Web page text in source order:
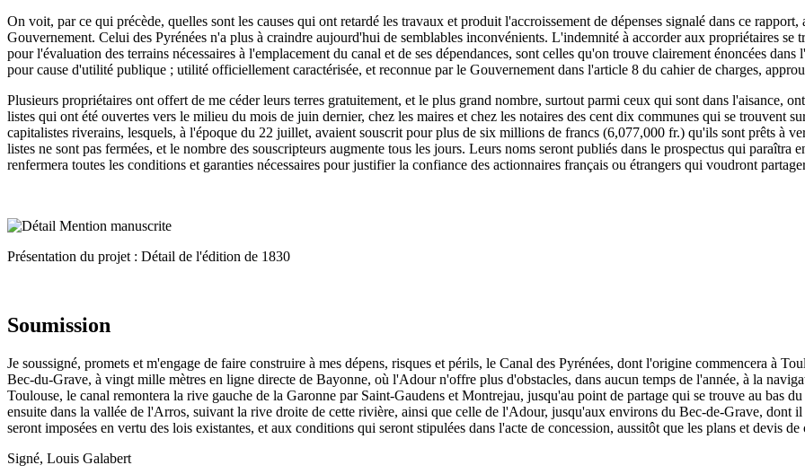
On voit, par ce qui précède, quelles sont les causes qui ont retardé les travaux et produit l'accroissement de dépenses signalé dans ce
Gouvernement. Celui des Pyrénées n'a plus à craindre aujourd'hui de semblables inconvénients. L'indemnité à accorder aux propriétaires se
pour l'évaluation des terrains nécessaires à l'emplacement du canal et de ses dépendances, sont celles qu'on trouve clairement énoncées
pour cause d'utilité publique ; utilité officiellement caractérisée, et reconnue par le Gouvernement dans l'article 8 du cahier de charges,
Plusieurs propriétaires ont offert de me céder leurs terres gratuitement, et le plus grand nombre, surtout parmi ceux qui sont dans l'aisance,
listes qui ont été ouvertes vers le milieu du mois de juin dernier, chez les maires et chez les notaires des cent dix communes qui se trouvent
capitalistes riverains, lesquels, à l'époque du 22 juillet, avaient souscrit pour plus de six millions de francs (6,077,000 fr.) qu'ils sont prêts à
listes ne sont pas fermées, et le nombre des souscripteurs augmente tous les jours. Leurs noms seront publiés dans le prospectus qui
renfermera toutes les conditions et garanties nécessaires pour justifier la confiance des actionnaires français ou étrangers qui voudront
Présentation du projet : Détail de l'édition de 1830
Soumission
Je soussigné, promets et m'engage de faire construire à mes dépens, risques et périls, le Canal des Pyrénées, dont l'origine commencera à
Bec-du-Grave, à vingt mille mètres en ligne directe de Bayonne, où l'Adour n'offre plus d'obstacles, dans aucun temps de l'année, à la
Toulouse, le canal remontera la rive gauche de la Garonne par Saint-Gaudens et Montrejau, jusqu'au point de partage qui se trouve au bas
ensuite dans la vallée de l'Arros, suivant la rive droite de cette rivière, ainsi que celle de l'Adour, jusqu'aux environs du Bec-de-Grave, dont
seront imposées en vertu des lois existantes, et aux conditions qui seront stipulées dans l'acte de concession, aussitôt que les plans et devis
Signé, Louis Galabert